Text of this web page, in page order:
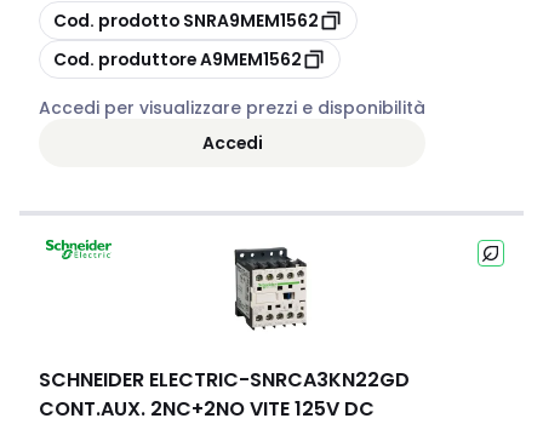
copia
Cod. prodotto SNRA9MEM1562
copia
Cod. produttoreA9MEM1562
Accedi per visualizzare prezzi e disponibilità
Accedi
SCHNEIDER ELECTRIC-SNRCA3KN22GD
CONT.AUX. 2NC+2NO VITE 125V DC